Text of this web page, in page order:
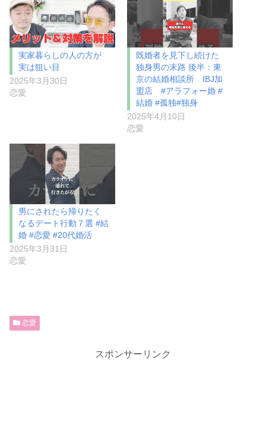
実家暮らしの人の方が
実は狙い目
2025年3月30日
恋愛
既婚者を見下し続けた
独身男の末路 後半：東
京の結婚相談所 IBJ加
盟店 #アラフォー婚 #
結婚 #孤独#独身
2025年4月10日
恋愛
男にされたら帰りたく
なるデート行動７選 #結
婚 #恋愛 #20代婚活
2025年3月31日
恋愛
恋愛
スポンサーリンク